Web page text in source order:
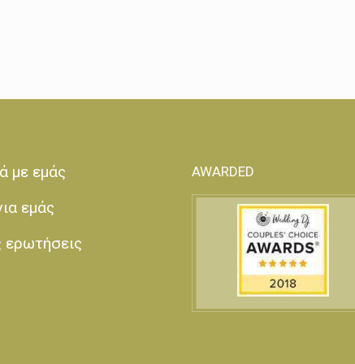
με εμάς
εμάς
ερωτήσεις
AWARDED